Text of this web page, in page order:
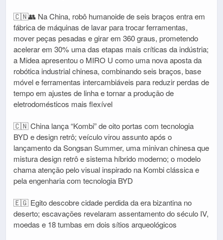
🇨🇳👥 Na China, robô humanoide de seis braços entra em
fábrica de máquinas de lavar para trocar ferramentas,
mover peças pesadas e girar em 360 graus, prometendo
acelerar em 30% uma das etapas mais críticas da indústria;
a Midea apresentou o MIRO U como uma nova aposta da
robótica industrial chinesa, combinando seis braços, base
móvel e ferramentas intercambiáveis para reduzir perdas de
tempo em ajustes de linha e tornar a produção de
eletrodomésticos mais flexível
🇨🇳 China lança “Kombi” de oito portas com tecnologia
BYD e design retrô; veículo virou assunto após o
lançamento da Songsan Summer, uma minivan chinesa que
mistura design retrô e sistema híbrido moderno; o modelo
chama atenção pelo visual inspirado na Kombi clássica e
pela engenharia com tecnologia BYD
🇪🇬 Egito descobre cidade perdida da era bizantina no
deserto; escavações revelaram assentamento do século IV,
moedas e 18 tumbas em dois sítios arqueológicos